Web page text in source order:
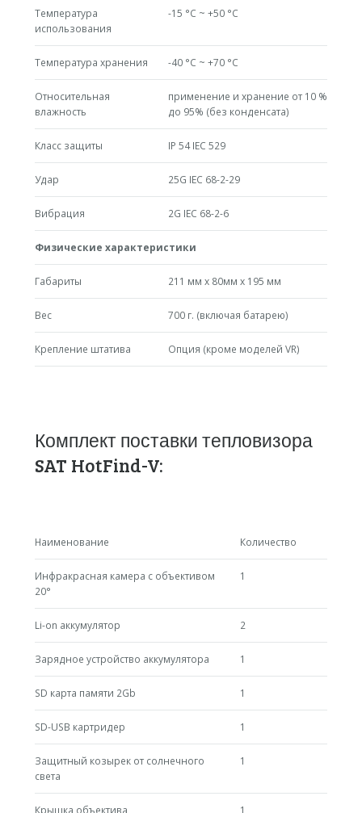
Температура
использования
-15 °C ~ +50 °C
Температура хранения -40 °C ~ +70 °C
Относительная
влажность
применение и хранение от 10 %
до 95% (без конденсата)
Класс защиты IP 54 IEC 529
Удар 25G IEC 68-2-29
Вибрация 2G IEC 68-2-6
Физические характеристики
Габариты 211 мм x 80мм x 195 мм
Вес 700 г. (включая батарею)
Крепление штатива Опция (кроме моделей VR)
Комплект поставки тепловизора
SAT HotFind-V:
Наименование Количество
Инфракрасная камера с объективом
20°
1
Li-on аккумулятор 2
Зарядное устройство аккумулятора 1
SD карта памяти 2Gb 1
SD-USB картридер 1
Защитный козырек от солнечного
света
1
Крышка объектива 1